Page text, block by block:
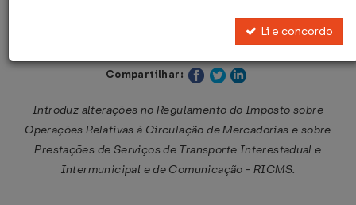
Decreto nº 56.101 de 18/08/2010
Publicado no DOE - SP em 19 ago 2010
Compartilhar:
Introduz alterações no Regulamento do Imposto sobre
Operações Relativas à Circulação de Mercadorias e sobre
Prestações de Serviços de Transporte Interestadual e
Intermunicipal e de Comunicação - RICMS.
Li e concordo